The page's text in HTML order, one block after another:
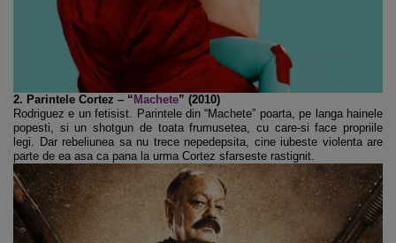
2. Parintele Cortez – “ Machete” (2010)
Rodriguez e un fetisist. Parintele din “Machete” poarta, pe langa hainele
popesti, si un shotgun de toata frumusetea, cu care-si face propriile
legi. Dar rebeliunea sa nu trece nepedepsita, cine iubeste violenta are
parte de ea asa ca pana la urma Cortez sfarseste rastignit.